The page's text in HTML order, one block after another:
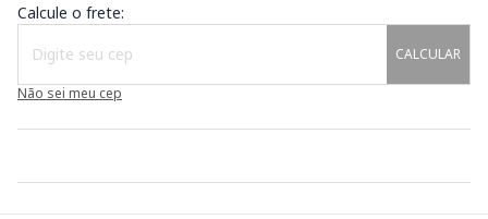
Calcule o frete:
CALCULAR
Não sei meu cep